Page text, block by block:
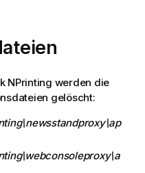
NPrinting werden die
gelöscht: